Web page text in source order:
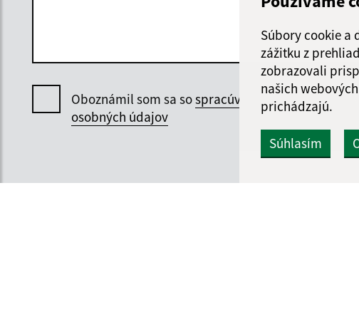
Súbory cookie a
zážitku z
zobrazovali
našich
prichádzajú.
Súhlasím
Oboznámil som sa sospracúvaním
osobných údajov